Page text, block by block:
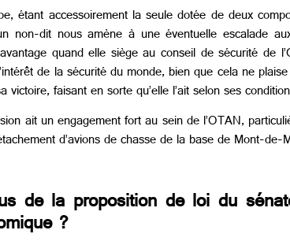
étant accessoirement la seule dotée de deux
dit nous amène à une éventuelle escalade
quand elle siège au conseil de sécurité de
de la sécurité du monde, bien que cela ne
faisant en sorte qu’elle l’ait selon ses
ait un engagement fort au sein de l’OTAN,
d’avions de chasse de la base de Mont-de-
de la proposition de loi du
?